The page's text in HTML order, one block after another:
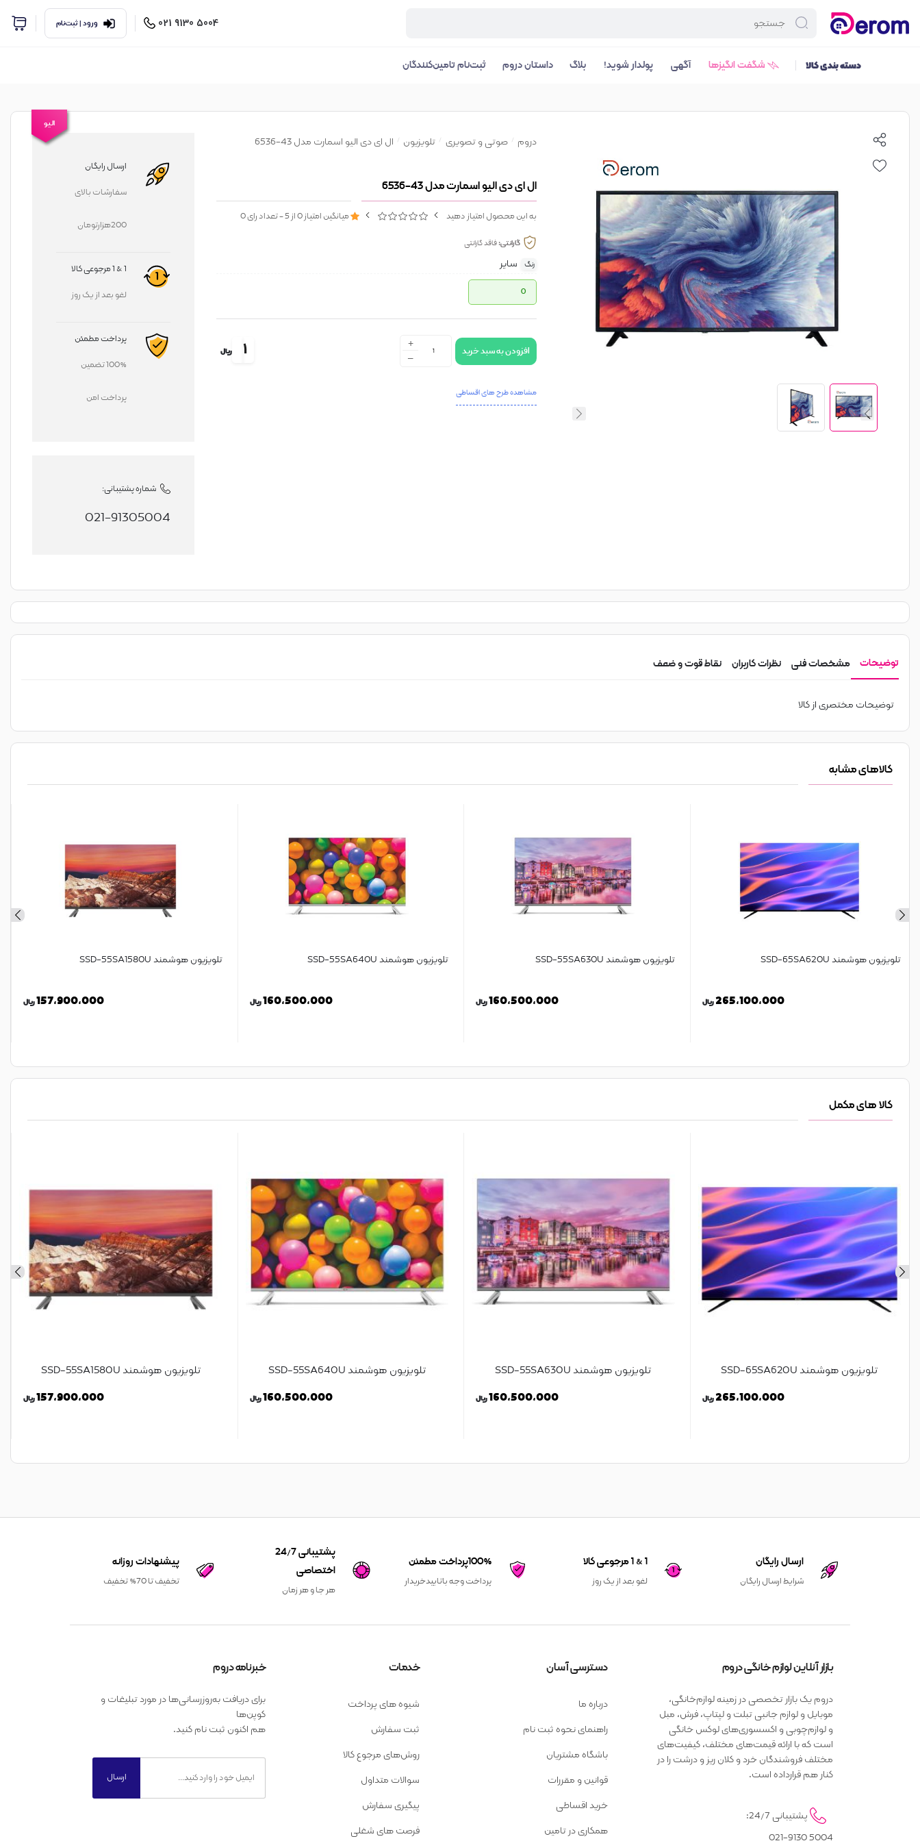
5004 9130 021 ورود | ثبت‌نام
دسته بندی کالا شگفت انگیزها آگهی پولدار شوید! بلاگ داستان دروم ثبت‌نام تامین‌کنندگان
الیو
دروم صوتی و تصویری تلویزیون ال ای دی الیو اسمارت مدل 43-6536
ال ای دی الیو اسمارت مدل 43-6536
به این محصول امتیاز دهید میانگین امتیاز0از5- تعداد رای0
گارانتی:فاقد گارانتی
رنگ
سایر
0
+
- افزودن به سبد خرید 1 ریال
مشاهده طرح های اقساطی
ارسال رایگان
سفارشات بالای
200هزارتومان
1 & 1 مرجوعی کالا
لغو بعد از یک روز
پرداخت مطمئن
100% تضمین
پرداخت امن
شماره پشتیبانی:
021-91305004
توضیحات مشخصات فنی نظرات کاربران نقاط قوت و ضعف
توضیحات مختصری از کالا
کالاهای مشابه
تلویزیون هوشمند SSD-65SA620U
265,100,000ریال
تلویزیون هوشمند SSD-55SA630U
160,500,000ریال
تلویزیون هوشمند SSD-55SA640U
160,500,000ریال
تلویزیون هوشمند SSD-55SA1580U
157,900,000ریال
کالا های مکمل
تلویزیون هوشمند SSD-65SA620U
265,100,000ریال
تلویزیون هوشمند SSD-55SA630U
160,500,000ریال
تلویزیون هوشمند SSD-55SA640U
160,500,000ریال
تلویزیون هوشمند SSD-55SA1580U
157,900,000ریال
ارسال رایگان
شرایط ارسال رایگان
1 & 1 مرجوعی کالا
لغو بعد از یک روز
100%پرداخت مطمئن
پرداخت وجه باتاییدخریدار
پشتیبانی 24/7
اختصاصی
هر جا و هر زمان
پیشنهادات روزانه
تخفیف تا 70% تخفیف
بازار آنلاین لوازم خانگی دروم
دروم یک بازار تخصصی در زمینه لوازم‌خانگی،
موبایل و لوازم جانبی تبلت و لپتاپ، فرش، مبل
و لوازم‌چوبی و اکسسوری‌های لوکس خانگی
است که با ارائه قیمت‌های مختلف، کیفیت‌های
مختلف فروشندگان خرد و کلان ریز و درشت را در
کنار هم قرارداده است.
پشتیبانی 24/7:
5004 021-9130
دسترسی آسان
درباره ما
راهنمای نحوه ثبت نام
باشگاه مشتریان
قوانین و مقررات
خرید اقساطی
همکاری در تامین
خدمات
شیوه های پرداخت
ثبت سفارش
روش‌های مرجوع کالا
سوالات متداول
پیگیری سفارش
فرصت های شغلی
خبرنامه دروم
برای دریافت به‌روزرسانی‌ها در مورد تبلیغات و
کوپن‌ها
هم اکنون ثبت نام کنید.